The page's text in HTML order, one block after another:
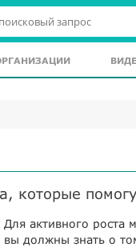
которые
Для активного роста
вы должны знать о